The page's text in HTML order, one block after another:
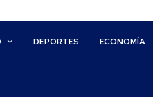
DEPORTES ECONOMÍA